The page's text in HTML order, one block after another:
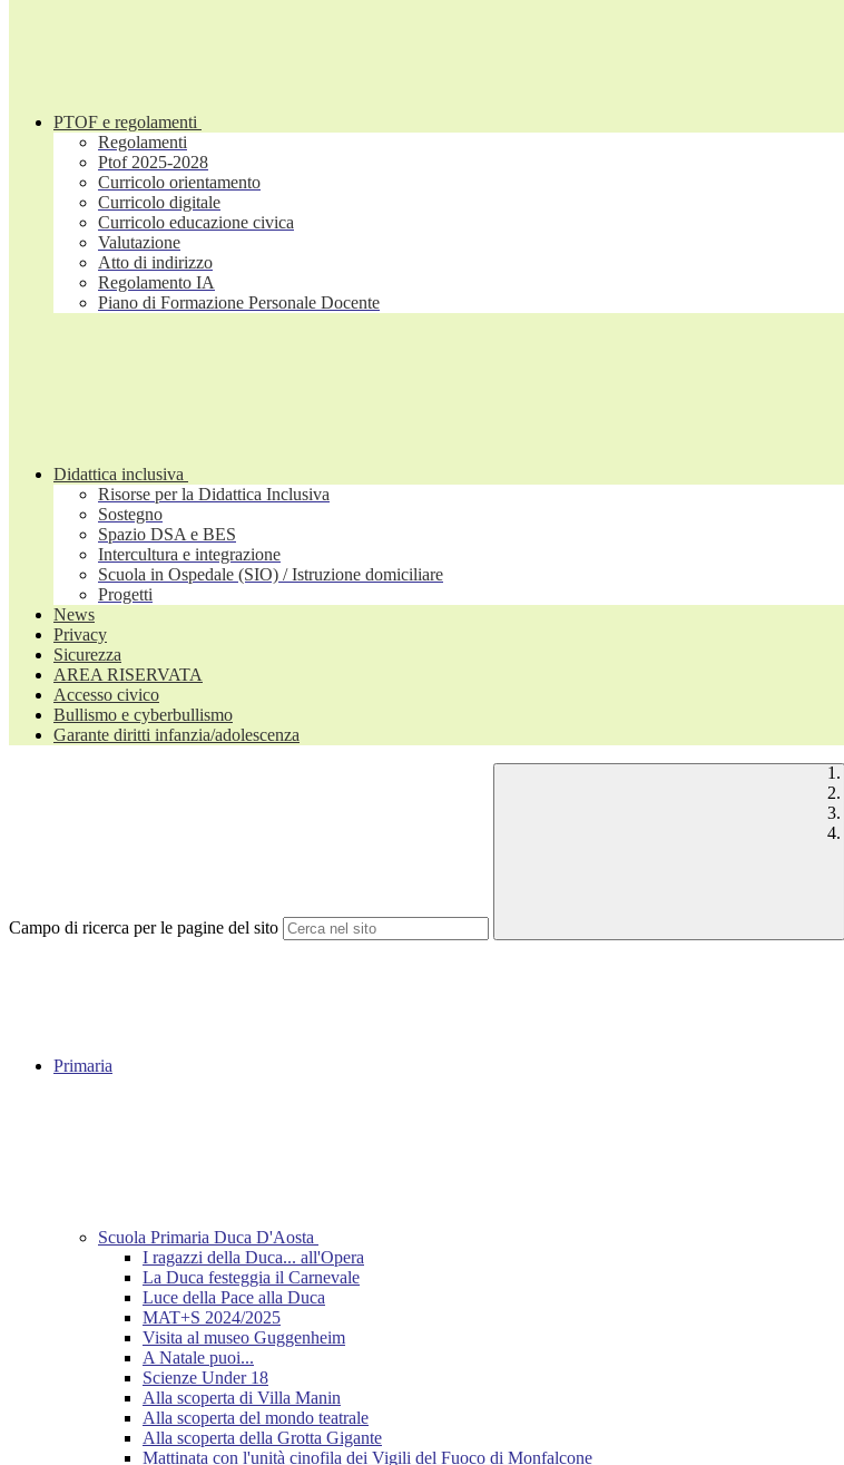
PTOF e regolamenti
Regolamenti
Ptof 2025-2028
Curricolo orientamento
Curricolo digitale
Curricolo educazione civica
Valutazione
Atto di indirizzo
Regolamento IA
Piano di Formazione Personale Docente
Didattica inclusiva
Risorse per la Didattica Inclusiva
Sostegno
Spazio DSA e BES
Intercultura e integrazione
Scuola in Ospedale (SIO) / Istruzione domiciliare
Progetti
News
Privacy
Sicurezza
AREA RISERVATA
Accesso civico
Bullismo e cyberbullismo
Garante diritti infanzia/adolescenza
Campo di ricerca per le pagine del sito
Primaria
Scuola Primaria Duca D'Aosta
I ragazzi della Duca... all'Opera
La Duca festeggia il Carnevale
Luce della Pace alla Duca
MAT+S 2024/2025
Visita al museo Guggenheim
A Natale puoi...
Scienze Under 18
Alla scoperta di Villa Manin
Alla scoperta del mondo teatrale
Alla scoperta della Grotta Gigante
Mattinata con l'unità cinofila dei Vigili del Fuoco di Monfalcone